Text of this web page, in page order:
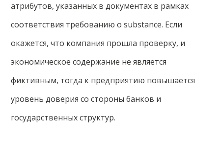
атрибутов, указанных в документах в рамках
соответствия требованию о substance. Если
окажется, что компания прошла проверку, и
экономическое содержание не является
фиктивным, тогда к предприятию повышается
уровень доверия со стороны банков и
государственных структур.